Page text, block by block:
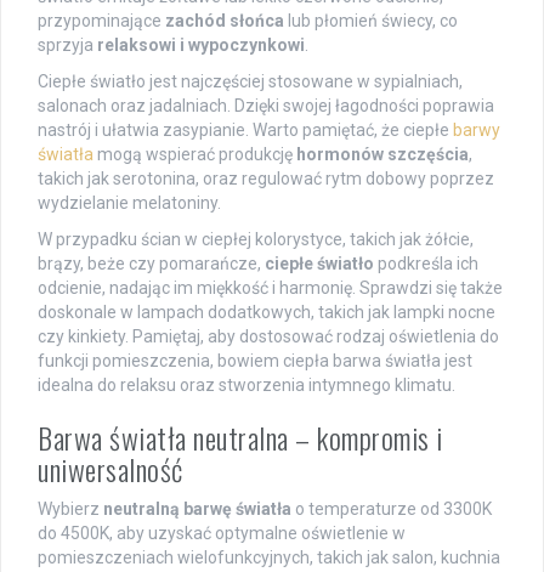
przypominające zachód słońca lub płomień świecy, co
sprzyja relaksowi i wypoczynkowi
Ciepłe światło jest najczęściej stosowane w sypialniach,
salonach oraz jadalniach. Dzięki swojej łagodności poprawia
nastrój i ułatwia zasypianie. Warto pamiętać, że ciepłe barwy
światła mogą wspierać produkcję hormonów szczęścia,
takich jak serotonina, oraz regulować rytm dobowy poprzez
wydzielanie melatoniny.
W przypadku ścian w ciepłej kolorystyce, takich jak żółcie,
brązy, beże czy pomarańcze, ciepłe światło podkreśla ich
odcienie, nadając im miękkość i harmonię. Sprawdzi się także
doskonale w lampach dodatkowych, takich jak lampki nocne
czy kinkiety. Pamiętaj, aby dostosować rodzaj oświetlenia do
funkcji pomieszczenia, bowiem ciepła barwa światła jest
idealna do relaksu oraz stworzenia intymnego klimatu.
Barwa światła neutralna – kompromis i
uniwersalność
Wybierz neutralną barwę światła o temperaturze od 3300K
do 4500K, aby uzyskać optymalne oświetlenie w
pomieszczeniach wielofunkcyjnych, takich jak salon, kuchnia